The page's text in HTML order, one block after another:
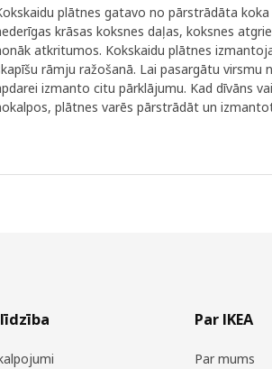
plātnes gatavo no pārstrādāta
krāsas koksnes daļas, koksnes
atkritumos. Kokskaidu plātnes
rāmju ražošanā. Lai pasargātu
izmanto citu pārklājumu. Kad dīvāns
plātnes varēs pārstrādāt un
Par IKEA
Par mums